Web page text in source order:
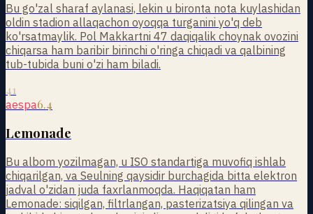
Bu go'zal sharaf aylanasi, lekin u bironta nota kuylashidan
oldin stadion allaqachon oyoqqa turganini yo'q deb
ko'rsatmaylik. Pol Makkartni 47 daqiqalik choynak ovozini
chiqarsa ham baribir birinchi o'ringa chiqadi va qalbining
tub-tubida buni o'zi ham biladi.
41
aespa6.4
Lemonade
Bu albom yozilmagan, u ISO standartiga muvofiq ishlab
chiqarilgan, va Seulning qaysidir burchagida bitta elektron
jadval o'zidan juda faxrlanmoqda. Haqiqatan ham
Lemonade: siqilgan, filtrlangan, pasterizatsiya qilingan va